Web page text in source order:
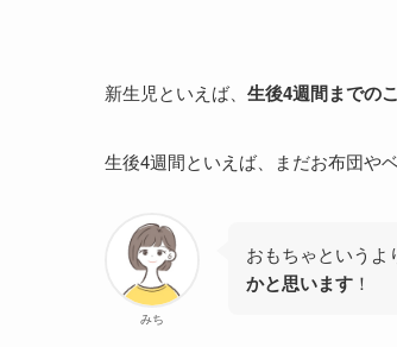
新生児といえば、 生後4週間までのこ
生後4週間といえば、まだお布団や
みち
おもちゃというよ
かと思います ！